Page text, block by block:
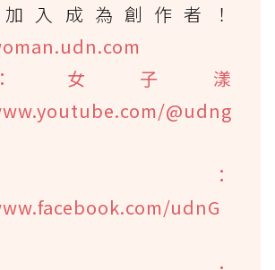
入成為創作者！
女子漾
@udng
：
udnG